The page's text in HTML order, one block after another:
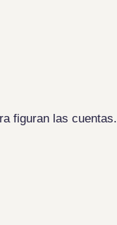
figuran las cuentas.